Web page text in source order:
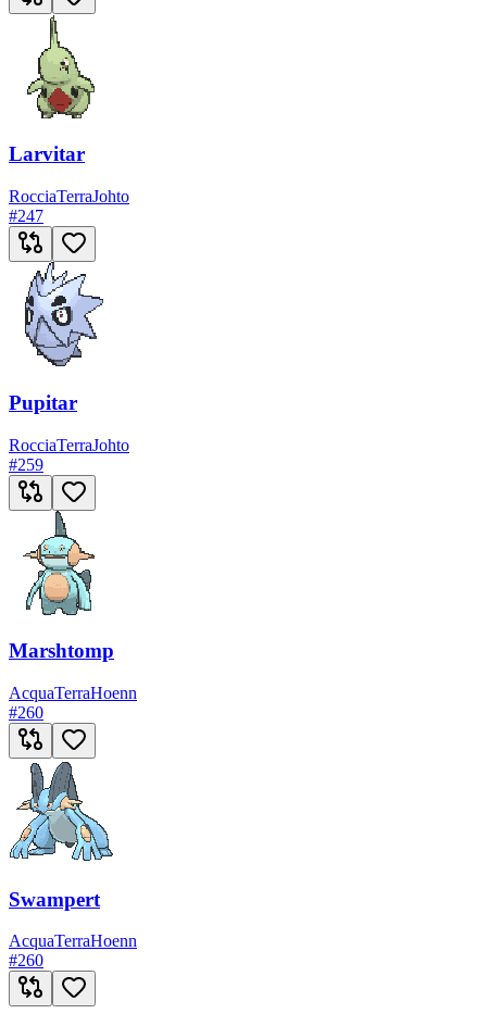
Larvitar
RocciaTerraJohto
#247
Pupitar
RocciaTerraJohto
#259
Marshtomp
AcquaTerraHoenn
#260
Swampert
AcquaTerraHoenn
#260